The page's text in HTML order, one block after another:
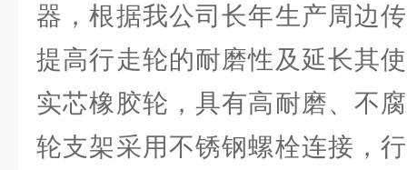
器，根据我公司长年生产周边
提高行走轮的耐磨性及延长其
实芯橡胶轮，具有高耐磨、不
轮支架采用不锈钢螺栓连接，